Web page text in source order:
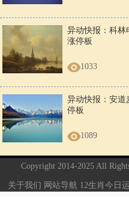
异动快报：科林
涨停板
1033
异动快报：安道
停板
1089
Copyright 2014-2025 All Rights
关于我们 网站导航 12生肖今日